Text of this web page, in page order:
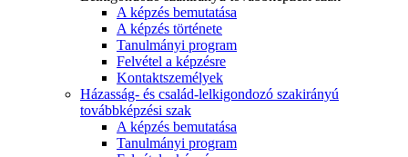
A képzés bemutatása
A képzés története
Tanulmányi program
Felvétel a képzésre
Kontaktszemélyek
Házasság- és család-lelkigondozó szakirányú
továbbképzési szak
A képzés bemutatása
Tanulmányi program